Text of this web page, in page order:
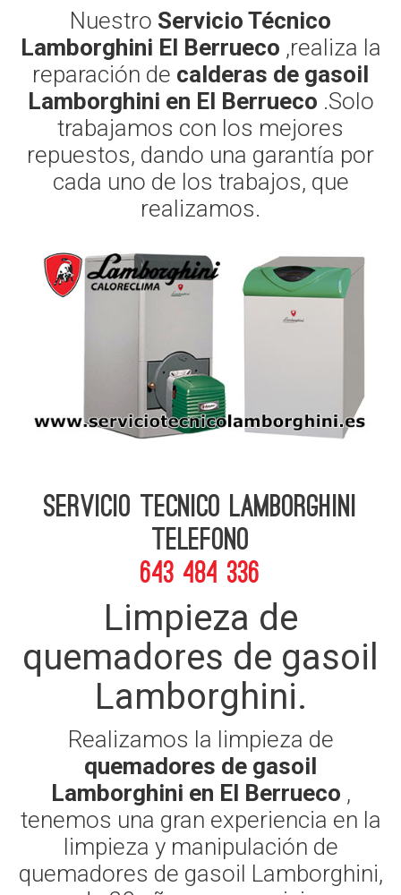
Nuestro Servicio Técnico
Lamborghini El Berrueco ,realiza la
reparación de calderas de gasoil
Lamborghini en El Berrueco .Solo
trabajamos con los mejores
repuestos, dando una garantía por
cada uno de los trabajos, que
realizamos.
Servicio Tecnico Lamborghini
telefono
643 484 336
Limpieza de
quemadores de gasoil
Lamborghini.
Realizamos la limpieza de
quemadores de gasoil
Lamborghini en El Berrueco ,
tenemos una gran experiencia en la
limpieza y manipulación de
quemadores de gasoil Lamborghini,